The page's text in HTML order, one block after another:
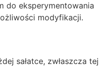
do eksperymentowania
modyfikacji.
sałatce, zwłaszcza tej